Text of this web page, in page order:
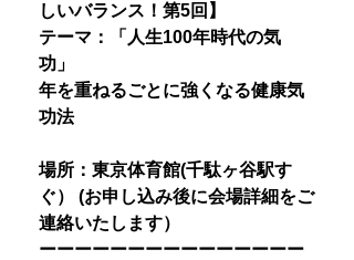
しいバランス！第5回】
テーマ：「人生100年時代の気
功」
年を重ねるごとに強くなる健康気
功法
場所：東京体育館(千駄ヶ谷駅す
ぐ） (お申し込み後に会場詳細をご
連絡いたします）
ーーーーーーーーーーーーーーー